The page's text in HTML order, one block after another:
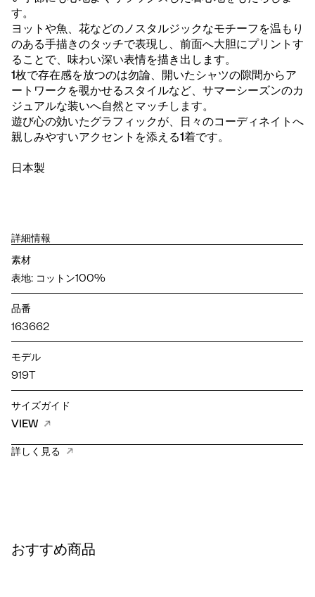
す。
ヨットや魚、花などのノスタルジックなモチーフを温もり
のある手描きのタッチで表現し、前面へ大胆にプリントす
ることで、味わい深い表情を描き出します。
1枚で存在感を放つのは勿論、開いたシャツの隙間からア
ートワークを覗かせるスタイルなど、サマーシーズンのカ
ジュアルな装いへ自然とマッチします。
遊び心の効いたグラフィックが、日々のコーディネイトへ
親しみやすいアクセントを添える1着です。
日本製
詳細情報
素材
表地: コットン100%
品番
163662
モデル
919T
サイズガイド
VIEW
詳しく見る
おすすめ商品